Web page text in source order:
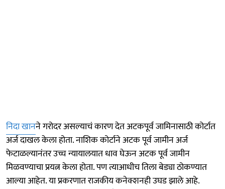
निदा खानने गरोदर असल्याचं कारण देत अटकपूर्व जामिनासाठी कोर्टात
अर्ज दाखल केला होता. नाशिक कोर्टाने अटक पूर्व जामीन अर्ज
फेटाळल्यानंतर उच्च न्यायालयात धाव घेऊन अटक पूर्व जामीन
मिळवण्याचा प्रयत्न केला होता. पण त्याआधीच तिला बेड्या ठोकण्यात
आल्या आहेत. या प्रकरणात राजकीय कनेक्शनही उघड झाले आहे.